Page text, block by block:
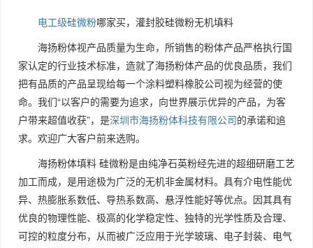
电工级硅微粉哪家买，灌封胶硅微粉无机填料
海扬粉体视产品质量为生命，所销售的粉体产品严格执行国
家认定的行业技术标准，造就了海扬粉体产品的优良品质，我们
把有品质的产品呈现给每一个涂料塑料橡胶公司视为经营的使
命。我们“以客户的需要为追求，向世界展示优异的产品，为客
户带来超值收获”，是深圳市海扬粉体科技有限公司的承诺和追
求。欢迎广大客户前来选购。
海扬粉体填料 硅微粉是由纯净石英粉经先进的超细研磨工艺
加工而成，是用途极为广泛的无机非金属材料。具有介电性能优
异、热膨胀系数低、导热系数高、悬浮性能好等优点。因其具有
优良的物理性能、极高的化学稳定性、独特的光学性质及合理、
可控的粒度分布，从而被广泛应用于光学玻璃、电子封装、电气